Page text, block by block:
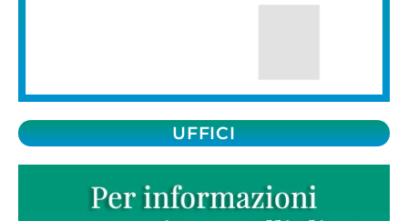
UFFICI